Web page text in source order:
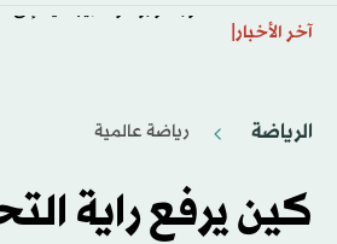
آخر الأخبار
الرياضة رياضة عالمية
كين يرفع راية